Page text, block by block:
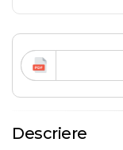
Descriere